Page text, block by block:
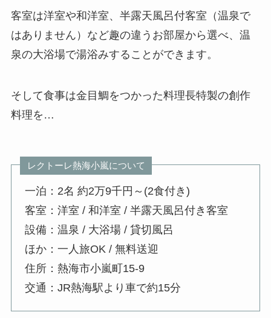
客室は洋室や和洋室、半露天風呂付客室（温泉で
はありません）など趣の違うお部屋から選べ、温
泉の大浴場で湯浴みすることができます。
そして食事は金目鯛をつかった料理長特製の創作
料理を…
レクトーレ熱海小嵐について
一泊：2名 約2万9千円～(2食付き)
客室：洋室 / 和洋室 / 半露天風呂付き客室
設備：温泉 / 大浴場 / 貸切風呂
ほか：一人旅OK / 無料送迎
住所：熱海市小嵐町15-9
交通：JR熱海駅より車で約15分